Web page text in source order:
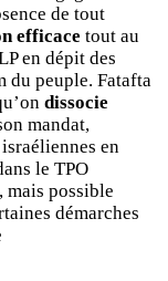
de tout
efficace tout au
en dépit des
du peuple. Fatafta
dissocie
mandat,
en
le TPO
mais possible
démarches